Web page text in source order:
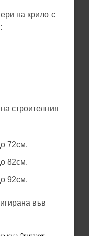
на крило с
строителния
72см.
82см.
92см.
във